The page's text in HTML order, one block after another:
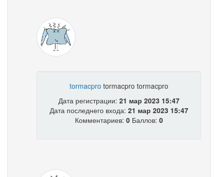
tormacpro tormacpro tormacpro
Дата регистрации: 21 мар 2023 15:47
Дата последнего входа: 21 мар 2023 15:47
Комментариев: 0Баллов: 0